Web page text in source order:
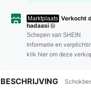
Marktplaats Verkocht
hadaasi
Schepen van SHEIN
Informatie en
BESCHRIJVING